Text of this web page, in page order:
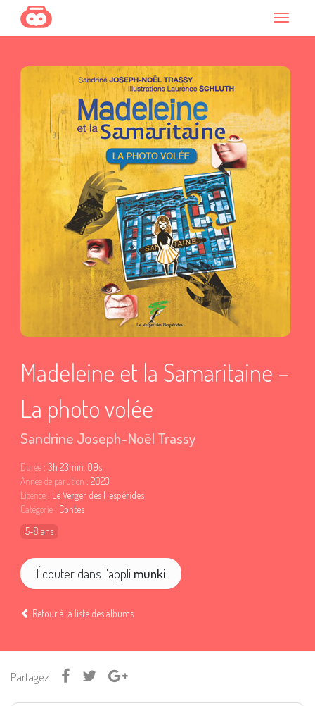
Madeleine et la Samaritaine –
La photo volée
Sandrine Joseph-Noël Trassy
Durée : 3h 23min. 09s
Année de parution : 2023
Licence : Le Verger des Hespérides
Catégorie : Contes
5-8 ans
Écouter dans l'appli munki
Retour à la liste des albums
Partagez